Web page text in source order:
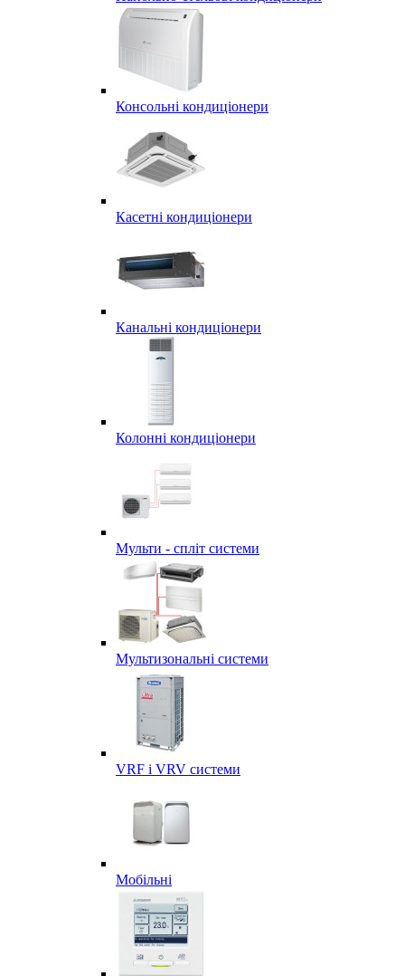
Консольні кондиціонери
Касетні кондиціонери
Канальні кондиціонери
Колонні кондиціонери
Мульти - спліт системи
Мультизональні системи
VRF і VRV системи
Мобільні